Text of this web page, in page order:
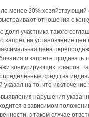
менее 20%
отношения с
доля участника такого
на установление цен
цена
о запрете продавать
конкурирующих товаров.
средства
на то, что
нарушения
в зависимом
в таком случае